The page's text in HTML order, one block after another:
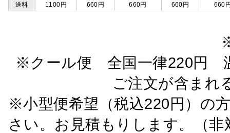
送料 1100円 660円 660円 660円 660
※クール便 全国一律220円
ご注文が含ま
※小型便希望（税込220円）の
さい。お見積もりします。（非